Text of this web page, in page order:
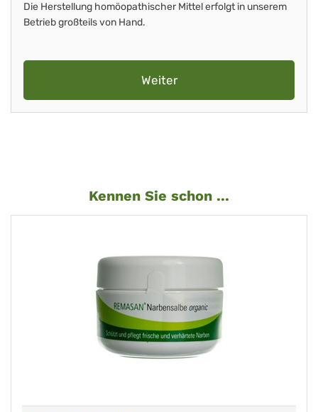
Die Herstellung homöopathischer Mittel erfolgt in unserem
Betrieb großteils von Hand.
Weiter
Kennen Sie schon ...